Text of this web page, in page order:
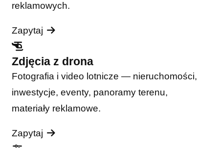
reklamowych.
Zapytaj
Zdjęcia z drona
Fotografia i video lotnicze — nieruchomości,
inwestycje, eventy, panoramy terenu,
materiały reklamowe.
Zapytaj